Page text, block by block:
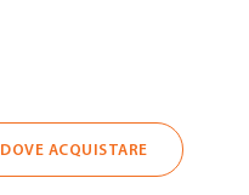
DOVE ACQUISTARE